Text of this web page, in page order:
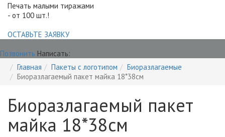
Печать малыми тиражами
- от 100 шт.!
ОСТАВЬТЕ ЗАЯВКУ
Позвонить Написать:
Главная
Пакеты с логотипом
Биоразлагаемые
Биоразлагаемый пакет майка 18*38см
Биоразлагаемый пакет
майка 18*38см